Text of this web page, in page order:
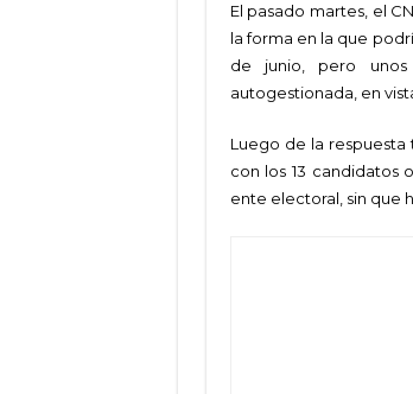
El pasado martes, el
la forma en la que
de junio, pero unos
autogestionada, en
Luego de la respuesta
con los 13 candidatos
ente electoral, sin que